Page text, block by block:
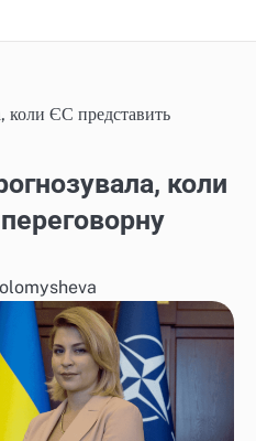
коли ЄС представить
коли